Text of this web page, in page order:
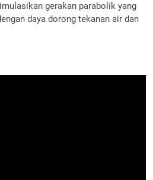
gerakan parabolik yang
daya dorong tekanan air dan